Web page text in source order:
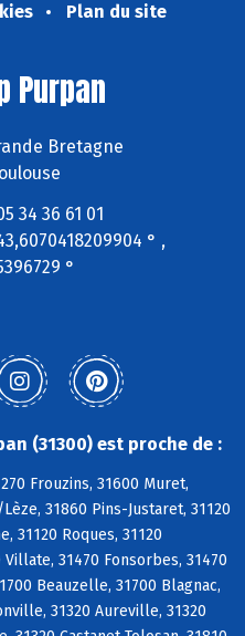
Plan du site
Purpan
Bretagne
34 36 61 01
° ,
°
(31300) est proche de :
Frouzins, 31600 Muret,
31860 Pins-Justaret, 31120
31120 Roques, 31120
31470 Fonsorbes, 31470
Beauzelle, 31700 Blagnac,
31320 Aureville, 31320